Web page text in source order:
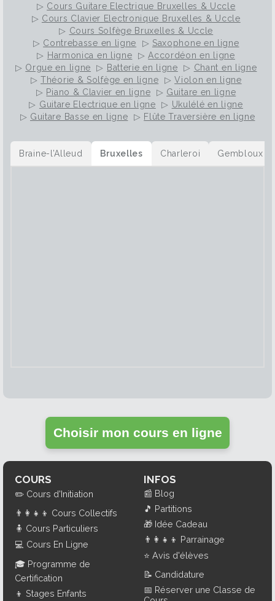
▷ Cours Guitare Electrique Bruxelles & Uccle
▷ Cours Clavier Electronique Bruxelles & Uccle
▷ Cours Solfège Bruxelles & Uccle
▷ Contrebasse en ligne ▷ Saxophone en ligne
▷ Harmonica en ligne ▷Accordéon en ligne
▷ Orgue en ligne ▷ Batterie en ligne ▷ Chant en ligne
▷Théorie & Solfège en ligne ▷Violon en ligne
▷ Piano & Clavier en ligne ▷ Guitare en ligne
▷ Guitare Electrique en ligne ▷ Ukulélé en ligne
▷ Guitare Basse en ligne ▷ Flûte Traversière en ligne
Braine-l’Alleud Bruxelles Charleroi Gembloux
Choisir mon cours en ligne
COURS
✏️ Cours d'Initiation
👨‍👩‍👧‍👦 Cours Collectifs
🧍 Cours Particuliers
💻 Cours En Ligne
🎓 Programme de
Certification
👦 Stages Enfants
INFOS
📰 Blog
🎵 Partitions
🎁 Idée Cadeau
👨‍👩‍👧‍👦 Parrainage
⭐ Avis d'élèves
📝 Candidature
📅 Réserver une Classe de